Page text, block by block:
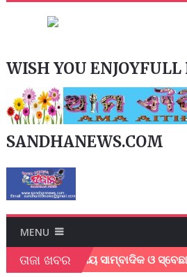
WISH YOU
SANDHANEWS.COM
MENU
ତାଜା ଖବର
ବେଳେ ସ୍ଥାନୀୟ ସାମ୍ବାଦିକ ଓ